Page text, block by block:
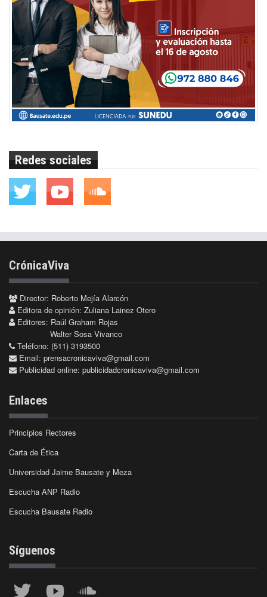
Redes sociales
CrónicaViva
Director: Roberto Mejía Alarcón
Editora de opinión: Zuliana Lainez Otero
Editores: Raúl Graham Rojas
Walter Sosa Vivanco
Teléfono: (511) 3193500
Email: prensacronicaviva@gmail.com
Publicidad online: publicidadcronicaviva@gmail.com
Enlaces
Principios Rectores
Carta de Ética
Universidad Jaime Bausate y Meza
Escucha ANP Radio
Escucha Bausate Radio
Síguenos